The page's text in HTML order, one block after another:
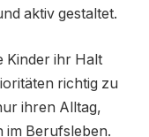
aktiv gestaltet.
Kinder ihr Halt
richtig zu
ihren Alltag,
im Berufsleben.